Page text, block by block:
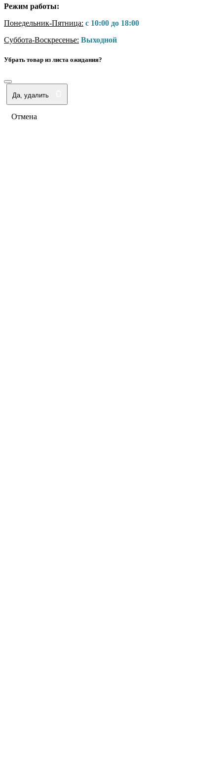
Режим работы:
Понедельник-Пятница: с 10:00 до 18:00
Суббота-Воскресенье: Выходной
Убрать товар из листа ожидания?
Да, удалить
Отмена